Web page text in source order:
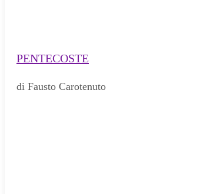
PENTECOSTE
di Fausto Carotenuto